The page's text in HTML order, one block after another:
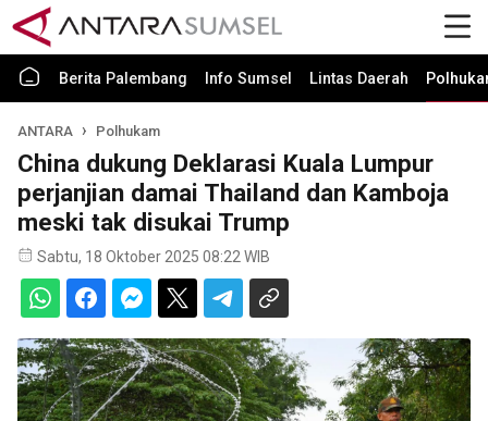
Berita Palembang Info Sumsel Lintas Daerah
ANTARA Polhukam
China dukung Deklarasi Kuala Lumpur
perjanjian damai Thailand dan Kamboja
meski tak disukai Trump
Sabtu, 18 Oktober 2025 08:22 WIB